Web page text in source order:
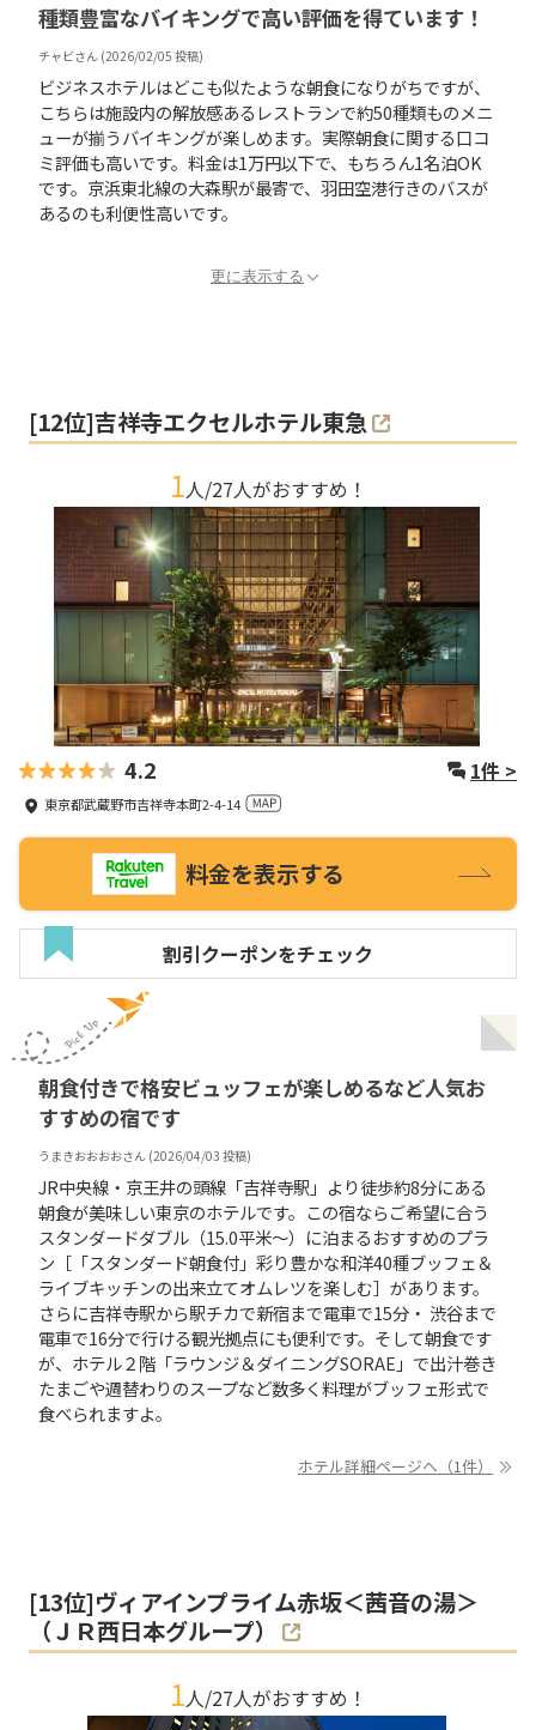
種類豊富なバイキングで高い評価を得ています！
チャビさん (2026/02/05 投稿)
ビジネスホテルはどこも似たような朝食になりがちですが、
こちらは施設内の解放感あるレストランで約50種類ものメニ
ューが揃うバイキングが楽しめます。実際朝食に関する口コ
ミ評価も高いです。料金は1万円以下で、もちろん1名泊OK
です。京浜東北線の大森駅が最寄で、羽田空港行きのバスが
あるのも利便性高いです。
更に表示する
[12位]吉祥寺エクセルホテル東急
1人/27人がおすすめ！
4.2 1件 >
東京都武蔵野市吉祥寺本町2-4-14
料金を表示する
割引クーポンをチェック
朝食付きで格安ビュッフェが楽しめるなど人気お
すすめの宿です
うまきおおおおさん (2026/04/03 投稿)
JR中央線・京王井の頭線「吉祥寺駅」より徒歩約8分にある
朝食が美味しい東京のホテルです。この宿ならご希望に合う
スタンダードダブル（15.0平米〜）に泊まるおすすめのプラ
ン［「スタンダード朝食付」彩り豊かな和洋40種ブッフェ＆
ライブキッチンの出来立てオムレツを楽しむ］があります。
さらに吉祥寺駅から駅チカで新宿まで電車で15分・ 渋谷まで
電車で16分で行ける観光拠点にも便利です。そして朝食です
が、ホテル２階「ラウンジ＆ダイニングSORAE」で出汁巻き
たまごや週替わりのスープなど数多く料理がブッフェ形式で
食べられますよ。
ホテル詳細ページへ（1件）
[13位]ヴィアインプライム赤坂＜茜音の湯＞
（ＪＲ西日本グループ）
1人/27人がおすすめ！